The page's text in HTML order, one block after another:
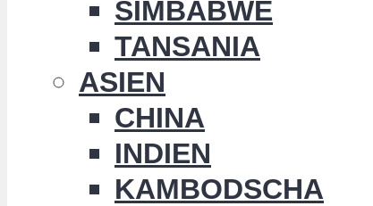
SIMBABWE
TANSANIA
ASIEN
CHINA
INDIEN
KAMBODSCHA